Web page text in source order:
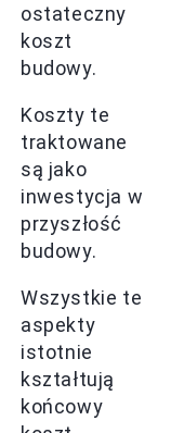
ostateczny
koszt
budowy.
Koszty te
traktowane
są jako
inwestycja w
przyszłość
budowy.
Wszystkie te
aspekty
istotnie
kształtują
końcowy